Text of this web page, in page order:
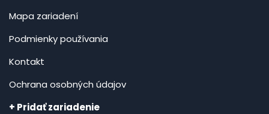
Mapa zariadení
Podmienky používania
Kontakt
Ochrana osobných údajov
+ Pridať zariadenie